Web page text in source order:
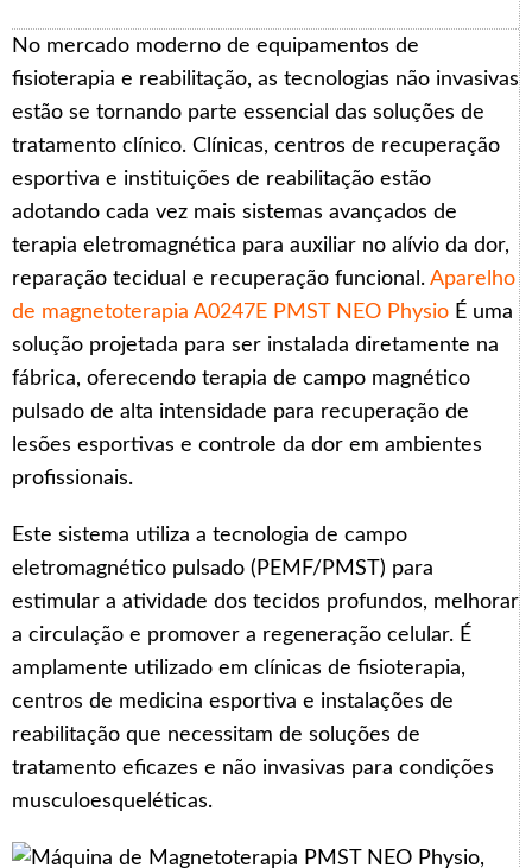
No mercado moderno de equipamentos de
fisioterapia e reabilitação, as tecnologias não invasivas
estão se tornando parte essencial das soluções de
tratamento clínico. Clínicas, centros de recuperação
esportiva e instituições de reabilitação estão
adotando cada vez mais sistemas avançados de
terapia eletromagnética para auxiliar no alívio da dor,
reparação tecidual e recuperação funcional. Aparelho
de magnetoterapia A0247E PMST NEO Physio É uma
solução projetada para ser instalada diretamente na
fábrica, oferecendo terapia de campo magnético
pulsado de alta intensidade para recuperação de
lesões esportivas e controle da dor em ambientes
profissionais.
Este sistema utiliza a tecnologia de campo
eletromagnético pulsado (PEMF/PMST) para
estimular a atividade dos tecidos profundos, melhorar
a circulação e promover a regeneração celular. É
amplamente utilizado em clínicas de fisioterapia,
centros de medicina esportiva e instalações de
reabilitação que necessitam de soluções de
tratamento eficazes e não invasivas para condições
musculoesqueléticas.